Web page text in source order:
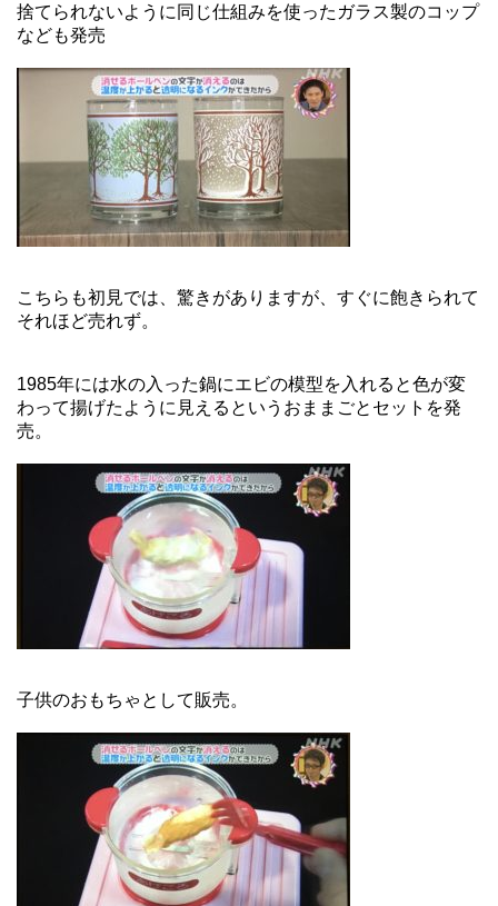
捨てられないように同じ仕組みを使ったガラス製のコップ
なども発売
こちらも初見では、驚きがありますが、すぐに飽きられて
それほど売れず。
1985年には水の入った鍋にエビの模型を入れると色が変
わって揚げたように見えるというおままごとセットを発
売。
子供のおもちゃとして販売。